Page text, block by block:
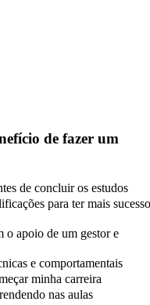
de fazer um
de concluir os estudos
para ter mais sucesso
o apoio de um gestor e
e comportamentais
minha carreira
nas aulas